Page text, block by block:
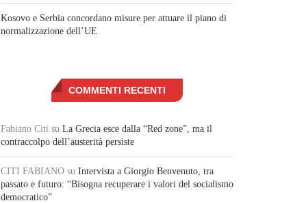
Kosovo e Serbia concordano misure per attuare il piano di
normalizzazione dell’UE
COMMENTI RECENTI
Fabiano Citi su La Grecia esce dalla “Red zone”, ma il
contraccolpo dell’austerità persiste
CITI FABIANO su Intervista a Giorgio Benvenuto, tra
passato e futuro: “Bisogna recuperare i valori del socialismo
democratico”